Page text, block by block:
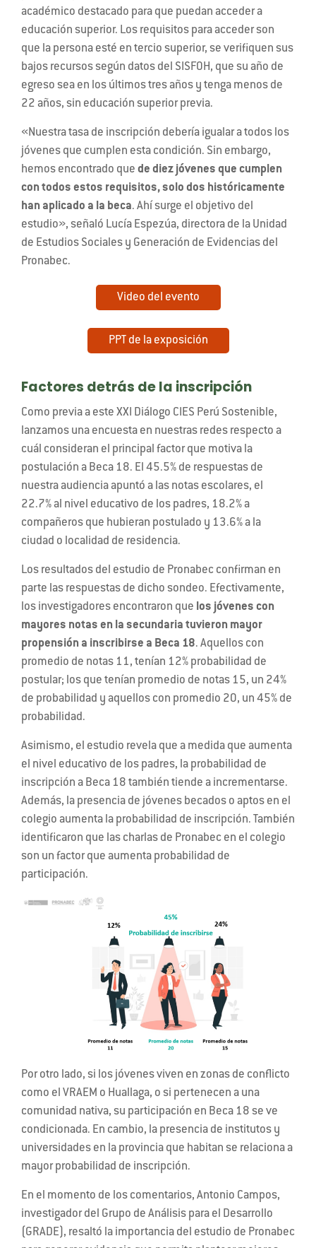
académico destacado para que puedan acceder a
educación superior. Los requisitos para acceder son
que la persona esté en tercio superior, se verifiquen sus
bajos recursos según datos del SISFOH, que su año de
egreso sea en los últimos tres años y tenga menos de
22 años, sin educación superior previa.
«Nuestra tasa de inscripción debería igualar a todos los
jóvenes que cumplen esta condición. Sin embargo,
hemos encontrado que de diez jóvenes que cumplen
con todos estos requisitos, solo dos históricamente
han aplicado a la beca. Ahí surge el objetivo del
estudio», señaló Lucía Espezúa, directora de la Unidad
de Estudios Sociales y Generación de Evidencias del
Pronabec.
Video del evento
PPT de la exposición
Factores detrás de la inscripción
Como previa a este XXI Diálogo CIES Perú Sostenible,
lanzamos una encuesta en nuestras redes respecto a
cuál consideran el principal factor que motiva la
postulación a Beca 18. El 45.5% de respuestas de
nuestra audiencia apuntó a las notas escolares, el
22.7% al nivel educativo de los padres, 18.2% a
compañeros que hubieran postulado y 13.6% a la
ciudad o localidad de residencia.
Los resultados del estudio de Pronabec confirman en
parte las respuestas de dicho sondeo. Efectivamente,
los investigadores encontraron que los jóvenes con
mayores notas en la secundaria tuvieron mayor
propensión a inscribirse a Beca 18. Aquellos con
promedio de notas 11, tenían 12% probabilidad de
postular; los que tenían promedio de notas 15, un 24%
de probabilidad y aquellos con promedio 20, un 45% de
probabilidad.
Asimismo, el estudio revela que a medida que aumenta
el nivel educativo de los padres, la probabilidad de
inscripción a Beca 18 también tiende a incrementarse.
Además, la presencia de jóvenes becados o aptos en el
colegio aumenta la probabilidad de inscripción. También
identificaron que las charlas de Pronabec en el colegio
son un factor que aumenta probabilidad de
participación.
Por otro lado, si los jóvenes viven en zonas de conflicto
como el VRAEM o Huallaga, o si pertenecen a una
comunidad nativa, su participación en Beca 18 se ve
condicionada. En cambio, la presencia de institutos y
universidades en la provincia que habitan se relaciona a
mayor probabilidad de inscripción.
En el momento de los comentarios, Antonio Campos,
investigador del Grupo de Análisis para el Desarrollo
(GRADE), resaltó la importancia del estudio de Pronabec